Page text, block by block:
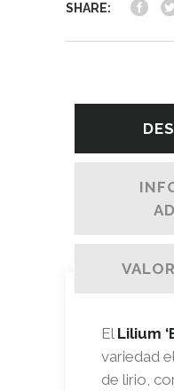
SHARE:
El Lilium
variedad
de lirio,